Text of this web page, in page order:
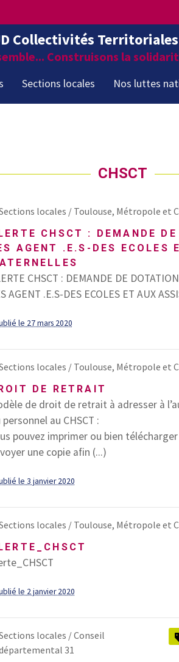
Collectivités
Construisons la
Sections locales Nos luttes
CHSCT
locales /Toulouse, Métropole et
CHSCT : DEMANDE
AGENT .E.S-DES ECOLES
CHSCT : DEMANDE DE
AGENT .E.S-DES ECOLES ET AUX
le 27 mars 2020
locales /Toulouse, Métropole et
DE RETRAIT
de droit de retrait à adresser à
personnel au CHSCT :
pouvez imprimer ou bien
une copie afin (...)
le 3 janvier 2020
locales /Toulouse, Métropole et
le 2 janvier 2020
locales /Conseil
31